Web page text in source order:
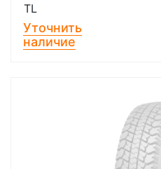
TL
Уточнить
наличие